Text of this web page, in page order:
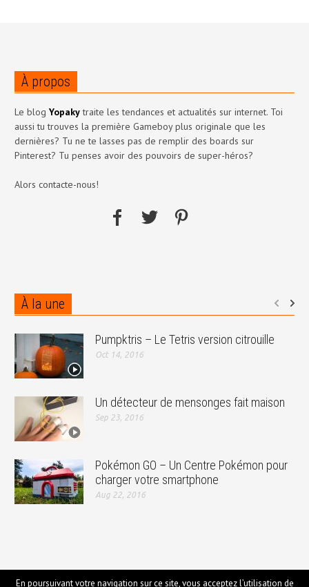
À propos
Le blog Yopakytraite les tendances et actualités sur internet. Toi
aussi tu trouves la première Gameboy plus originale que les
dernières? Tu ne te lasses pas de remplir des boards sur
Pinterest? Tu penses avoir des pouvoirs de super-héros?
Alors contacte-nous!
À la une
Pumpktris – Le Tetris version citrouille
Oct 14, 2016
Un détecteur de mensonges fait maison
Sep 23, 2016
Pokémon GO – Un Centre Pokémon pour
charger votre smartphone
Aug 22, 2016
En poursuivant votre navigation sur ce site, vous acceptez l’utilisation de